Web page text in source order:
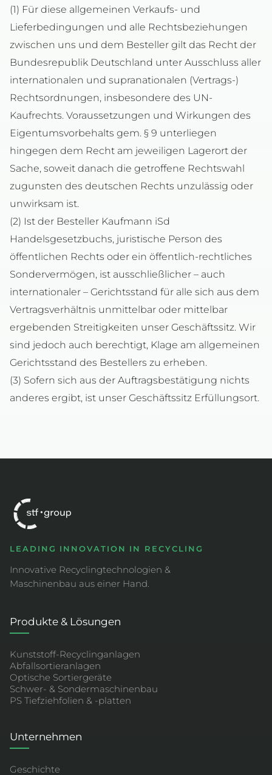
(1) Für diese allgemeinen Verkaufs- und
Lieferbedingungen und alle Rechtsbeziehungen
zwischen uns und dem Besteller gilt das Recht der
Bundesrepublik Deutschland unter Ausschluss aller
internationalen und supranationalen (Vertrags-)
Rechtsordnungen, insbesondere des UN-
Kaufrechts. Voraussetzungen und Wirkungen des
Eigentumsvorbehalts gem. § 9 unterliegen
hingegen dem Recht am jeweiligen Lagerort der
Sache, soweit danach die getroffene Rechtswahl
zugunsten des deutschen Rechts unzulässig oder
unwirksam ist.
(2) Ist der Besteller Kaufmann iSd
Handelsgesetzbuchs, juristische Person des
öffentlichen Rechts oder ein öffentlich-rechtliches
Sondervermögen, ist ausschließlicher – auch
internationaler – Gerichtsstand für alle sich aus dem
Vertragsverhältnis unmittelbar oder mittelbar
ergebenden Streitigkeiten unser Geschäftssitz. Wir
sind jedoch auch berechtigt, Klage am allgemeinen
Gerichtsstand des Bestellers zu erheben.
(3) Sofern sich aus der Auftragsbestätigung nichts
anderes ergibt, ist unser Geschäftssitz Erfüllungsort.
LEADING INNOVATION IN RECYCLING
Innovative Recyclingtechnologien &
Maschinenbau aus einer Hand.
Produkte & Lösungen
Kunststoff-Recyclinganlagen
Abfallsortieranlagen
Optische Sortiergeräte
Schwer- & Sondermaschinenbau
PS Tiefziehfolien & -platten
Unternehmen
Geschichte